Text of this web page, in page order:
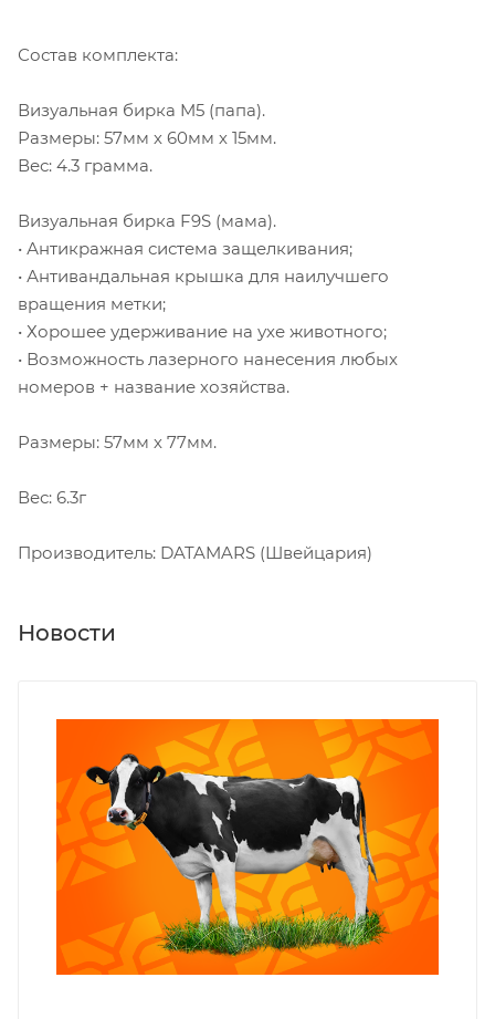
Состав комплекта:
Визуальная бирка M5 (папа).
Размеры: 57мм х 60мм х 15мм.
Вес: 4.3 грамма.
Визуальная бирка F9S (мама).
• Антикражная система защелкивания;
• Антивандальная крышка для наилучшего
вращения метки;
• Хорошее удерживание на ухе животного;
• Возможность лазерного нанесения любых
номеров + название хозяйства.
Размеры: 57мм х 77мм.
Вес: 6.3г
Производитель: DATAMARS (Швейцария)
Новости